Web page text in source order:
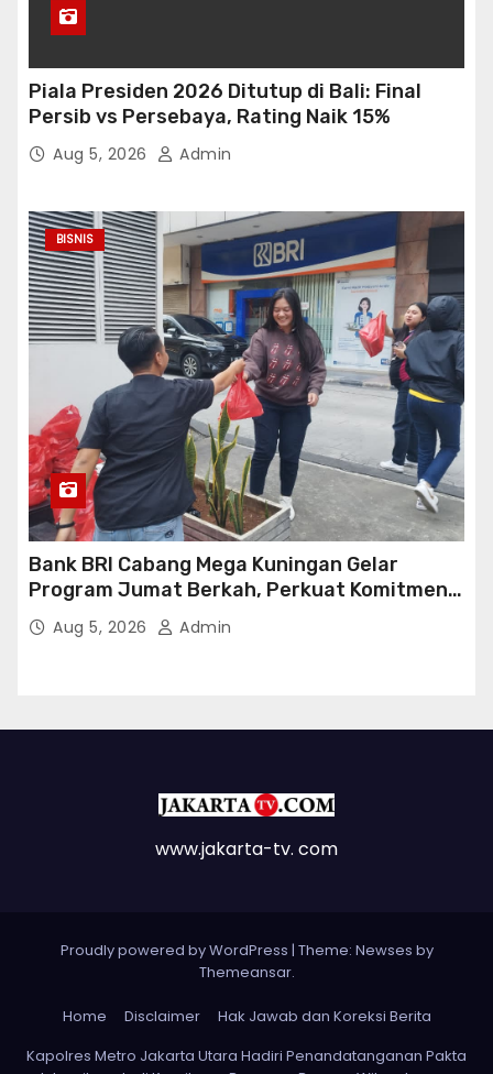
Piala Presiden 2026 Ditutup di Bali: Final
Persib vs Persebaya, Rating Naik 15%
Aug 5, 2026 Admin
BISNIS
Bank BRI Cabang Mega Kuningan Gelar
Program Jumat Berkah, Perkuat Komitmen
untuk Saling Berbagai Kepada Masyarakat
Sekitar Kawasan Mega Kuningan
Aug 5, 2026 Admin
www.jakarta-tv. com
Proudly powered by WordPress | Theme: Newses by
Themeansar.
Home Disclaimer
Hak Jawab dan Koreksi Berita
Kapolres Metro Jakarta Utara Hadiri Penandatanganan Pakta